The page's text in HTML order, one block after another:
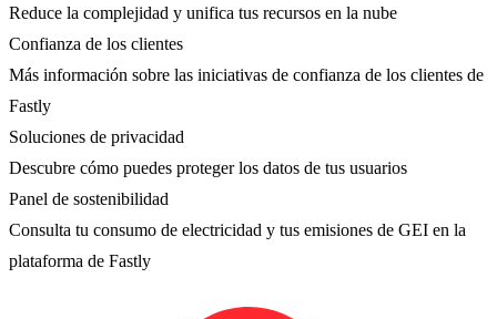
Reduce la complejidad y unifica tus recursos en la nube
Confianza de los clientes
Más información sobre las iniciativas de confianza de los clientes de
Fastly
Soluciones de privacidad
Descubre cómo puedes proteger los datos de tus usuarios
Panel de sostenibilidad
Consulta tu consumo de electricidad y tus emisiones de GEI en la
plataforma de Fastly